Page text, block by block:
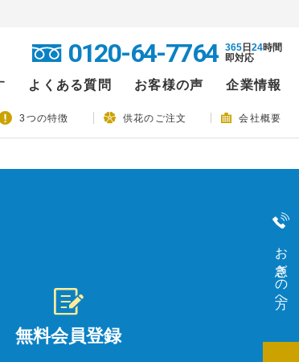
0120-64-7764 365日 24時間
即対応
よくある質問 お客様の声 企業情報
3つの特徴 供花のご注文 会社概要
お急ぎの方へ
無料会員登録